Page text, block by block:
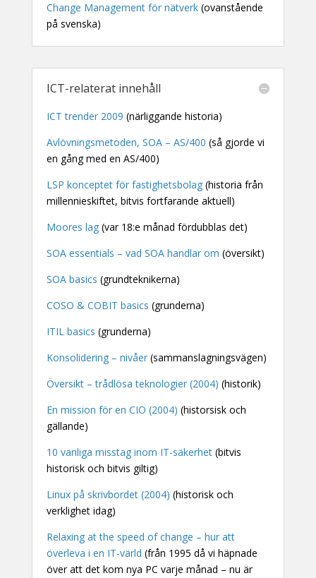
Change Management för nätverk(ovanstående
på svenska)
ICT-relaterat innehåll
ICT trender 2009 (närliggande historia)
Avlövningsmetoden, SOA – AS/400 (så gjorde vi
en gång med en AS/400)
LSP konceptet för fastighetsbolag(historia från
millennieskiftet, bitvis fortfarande aktuell)
Moores lag(var 18:e månad fördubblas det)
SOA essentials – vad SOA handlar om (översikt)
SOA basics (grundteknikerna)
COSO & COBIT basics (grunderna)
ITIL basics (grunderna)
Konsolidering – nivåer(sammanslagningsvägen)
Översikt – trådlösa teknologier (2004) (historik)
En mission för en CIO (2004) (historsisk och
gällande)
10 vanliga misstag inom IT-säkerhet(bitvis
historisk och bitvis giltig)
Linux på skrivbordet (2004) (historisk och
verklighet idag)
Relaxing at the speed of change – hur att
överleva i en IT-värld (från 1995 då vi häpnade
över att det kom nya PC varje månad – nu är